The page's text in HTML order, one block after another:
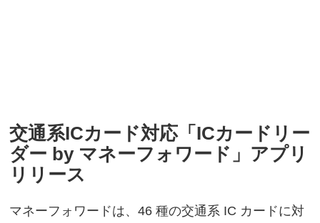
交通系ICカード対応「ICカードリー
ダー by マネーフォワード」アプリ
リリース
マネーフォワードは、46 種の交通系 IC カードに対